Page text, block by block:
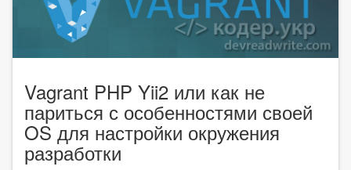
Vagrant PHP Yii2 или как не
париться с особенностями своей
OS для настройки окружения
разработки